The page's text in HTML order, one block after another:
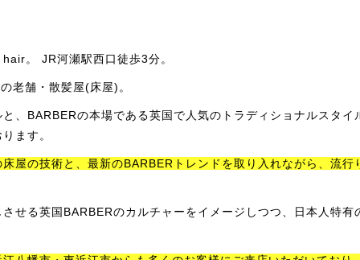
。 JR河瀬駅西口徒歩3分。
老舗・散髪屋(床屋)。
、BARBERの本場である英国で人気のトラディショナルスタ
ます。
屋の技術と、最新のBARBERトレンドを取り入れながら、流
せる英国BARBERのカルチャーをイメージしつつ、日本人特